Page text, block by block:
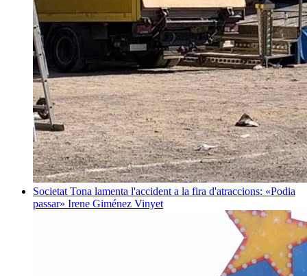
Societat Tona lamenta l'accident a la fira d'atraccions: «Podia
passar» Irene Giménez Vinyet